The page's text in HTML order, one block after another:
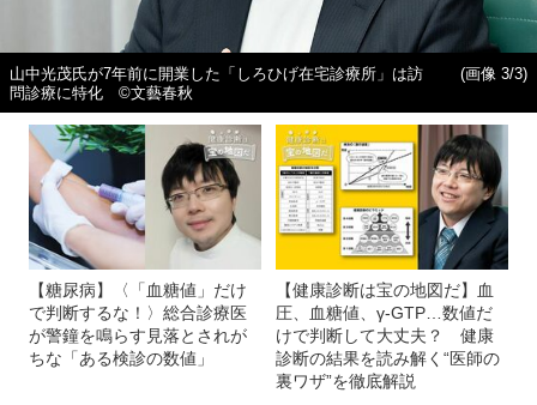
山中光茂氏が7年前に開業した「しろひげ在宅診療所」は訪
問診療に特化 ©文藝春秋
(画像 3/3)
【糖尿病】〈「血糖値」だけ
で判断するな！〉総合診療医
が警鐘を鳴らす見落とされが
ちな「ある検診の数値」
【健康診断は宝の地図だ】血
圧、血糖値、γ-GTP…数値だ
けで判断して大丈夫？ 健康
診断の結果を読み解く“医師の
裏ワザ”を徹底解説